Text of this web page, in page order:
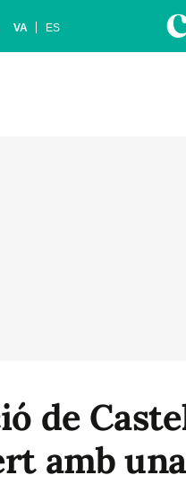
VA ES
de
amb